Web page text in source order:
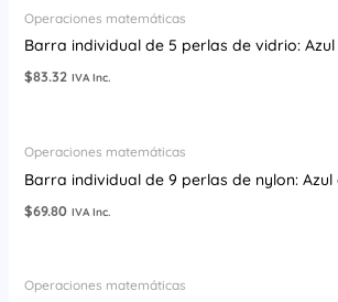
Operaciones matemáticas
Barra individual de 5 perlas de vidrio:
$83.32 IVA Inc.
Operaciones matemáticas
Barra individual de 9 perlas de nylon: Azul
$69.80 IVA Inc.
Operaciones matemáticas